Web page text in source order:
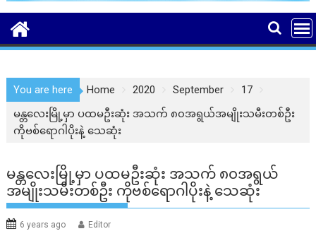
You are here Home 2020 September
17
မန္တလေးမြို့မှာ ပထမဦးဆုံး အသက် ၈၀အရွယ်အမျိုးသမီးတစ်ဦး
ကိုဗစ်ရောဂါပိုးနဲ့ သေဆုံး
မန္တလေးမြို့မှာ ပထမဦးဆုံး အသက် ၈၀အရွယ်
အမျိုးသမီးတစ်ဦး ကိုဗစ်ရောဂါပိုးနဲ့ သေဆုံး
6 years ago Editor